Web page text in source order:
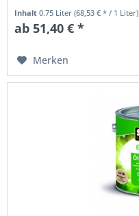
Inhalt0.75 Liter(68,53 € * / 1 Liter)
ab 51,40 € *
Merken